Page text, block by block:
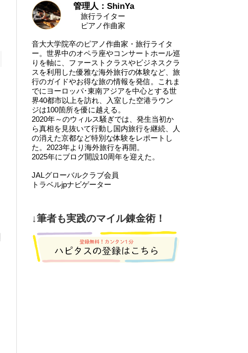
管理人：ShinYa
旅行ライター
ピアノ作曲家
音大大学院卒のピアノ作曲家・旅行ライタ
ー。世界中のオペラ座やコンサートホール巡
りを軸に、ファーストクラスやビジネスクラ
スを利用した優雅な海外旅行の体験など、旅
行のガイドやお得な旅の情報を発信。これま
でにヨーロッパ･東南アジアを中心とする世
界40都市以上を訪れ、入室した空港ラウン
ジは100箇所を優に越える。
2020年～のウィルス騒ぎでは、発生当初か
ら真相を見抜いて行動し国内旅行を継続、人
の消えた京都など特別な体験をレポートし
た。2023年より海外旅行を再開。
2025年にブログ開設10周年を迎えた。
JALグローバルクラブ会員
トラベルjpナビゲーター
↓筆者も実践のマイル錬金術！